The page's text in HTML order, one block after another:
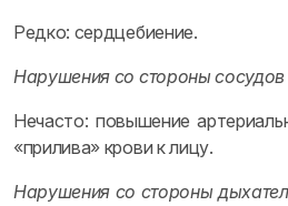
Редко: сердцебиение.
Нарушения со стороны сосудов
Нечасто: повышение
«прилива» крови к лицу.
Нарушения со стороны